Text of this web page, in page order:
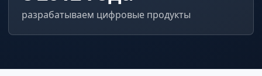
разрабатываем цифровые продукты